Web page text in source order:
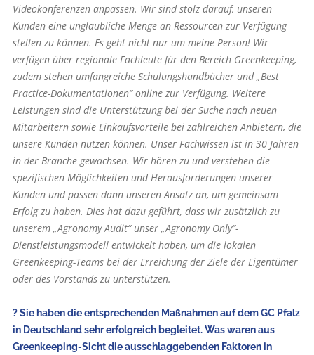
Videokonferenzen anpassen. Wir sind stolz darauf, unseren
Kunden eine unglaubliche Menge an Ressourcen zur Verfügung
stellen zu können. Es geht nicht nur um meine Person! Wir
verfügen über regionale Fachleute für den Bereich Greenkeeping,
zudem stehen umfangreiche Schulungshandbücher und „Best
Practice-Dokumentationen“ online zur Verfügung. Weitere
Leistungen sind die Unterstützung bei der Suche nach neuen
Mitarbeitern sowie Einkaufsvorteile bei zahlreichen Anbietern, die
unsere Kunden nutzen können. Unser Fachwissen ist in 30 Jahren
in der Branche gewachsen. Wir hören zu und verstehen die
spezifischen Möglichkeiten und Herausforderungen unserer
Kunden und passen dann unseren Ansatz an, um gemeinsam
Erfolg zu haben. Dies hat dazu geführt, dass wir zusätzlich zu
unserem „Agronomy Audit“ unser „Agronomy Only“-
Dienstleistungsmodell entwickelt haben, um die lokalen
Greenkeeping-Teams bei der Erreichung der Ziele der Eigentümer
oder des Vorstands zu unterstützen.
? Sie haben die entsprechenden Maßnahmen auf dem GC Pfalz
in Deutschland sehr erfolgreich begleitet. Was waren aus
Greenkeeping-Sicht die ausschlaggebenden Faktoren in